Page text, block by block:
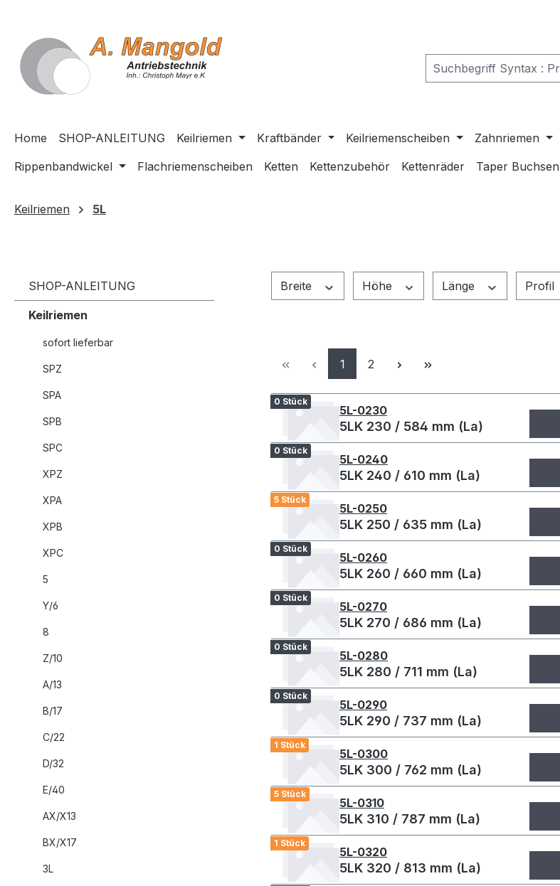
Home SHOP-ANLEITUNG Keilriemen Kraftbänder Keilriemenscheiben Zahnriemen
Rippenbandwickel
Flachriemenscheiben Ketten Kettenzubehör Kettenräder Taper Buchsen
Keilriemen 5L
SHOP-ANLEITUNG
Keilriemen
sofort lieferbar
SPZ
SPA
SPB
SPC
XPZ
XPA
XPB
XPC
5
Y/6
8
Z/10
A/13
B/17
C/22
D/32
E/40
AX/X13
BX/X17
3L
Breite Höhe Länge Profil
Seite
1 Seite
2
0 Stück
5L-0230
5LK 230 / 584 mm (La)
0 Stück
5L-0240
5LK 240 / 610 mm (La)
5 Stück
5L-0250
5LK 250 / 635 mm (La)
0 Stück
5L-0260
5LK 260 / 660 mm (La)
0 Stück
5L-0270
5LK 270 / 686 mm (La)
0 Stück
5L-0280
5LK 280 / 711 mm (La)
0 Stück
5L-0290
5LK 290 / 737 mm (La)
1 Stück
5L-0300
5LK 300 / 762 mm (La)
5 Stück
5L-0310
5LK 310 / 787 mm (La)
1 Stück
5L-0320
5LK 320 / 813 mm (La)